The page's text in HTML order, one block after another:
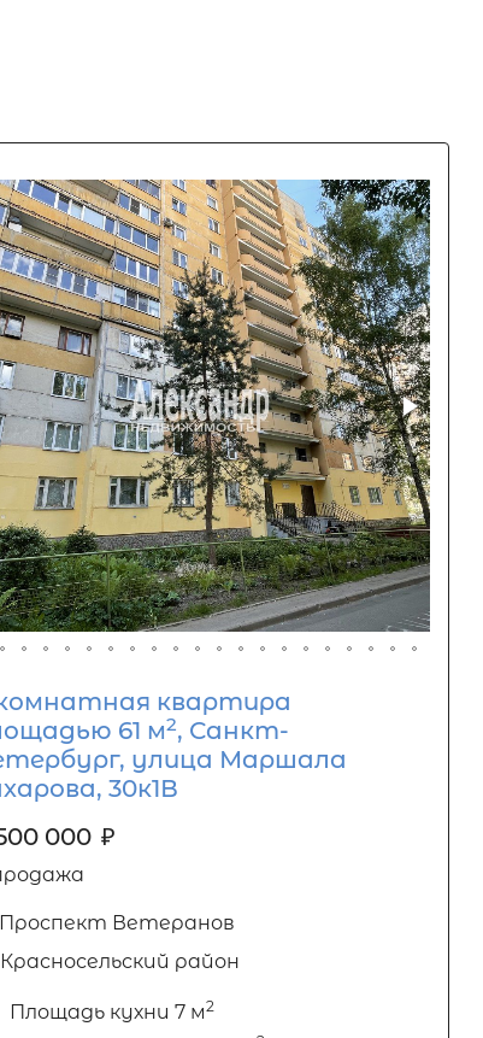
квартира
61 м2, Санкт-
улица Маршала
30к1В
000 ₽
Проспект Ветеранов
Красносельский район
Площадь кухни 7 м2